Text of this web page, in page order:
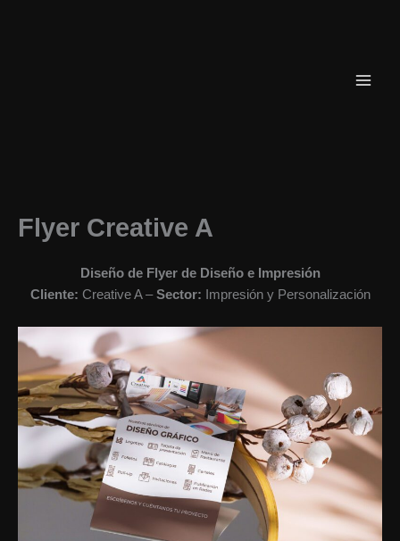
Flyer Creative A
Diseño de Flyer de Diseño e Impresión
Cliente: Creative A –Sector: Impresión y Personalización